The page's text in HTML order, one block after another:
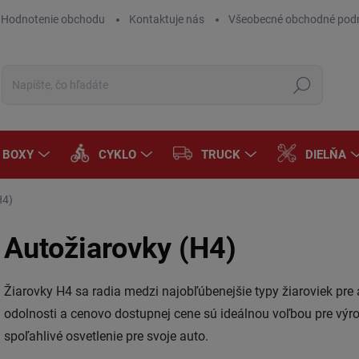
Hodnotenie obchodu Kontaktuje nás Všeobecné obchodné
Hľadať
BOXY CYKLO TRUCK DIELŇA
Autožiarovky (H4)
Žiarovky H4 sa radia medzi najobľúbenejšie typy žiaroviek
odolnosti a cenovo dostupnej cene sú ideálnou voľbou pre
spoľahlivé osvetlenie pre svoje auto.